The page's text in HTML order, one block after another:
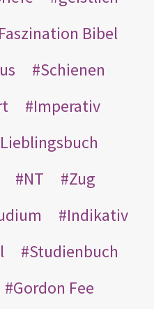
Faszination Bibel
Schienen
Imperativ
Lieblingsbuch
NT
Zug
Indikativ
Studienbuch
Gordon Fee